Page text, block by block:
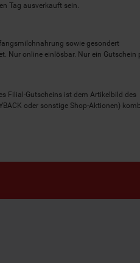
Tag ausverkauft sein.
sowie gesondert
Nur online einlösbar. Nur ein Gutschein
Filial-Gutscheins ist dem Artikelbild des
oder sonstige Shop-Aktionen)